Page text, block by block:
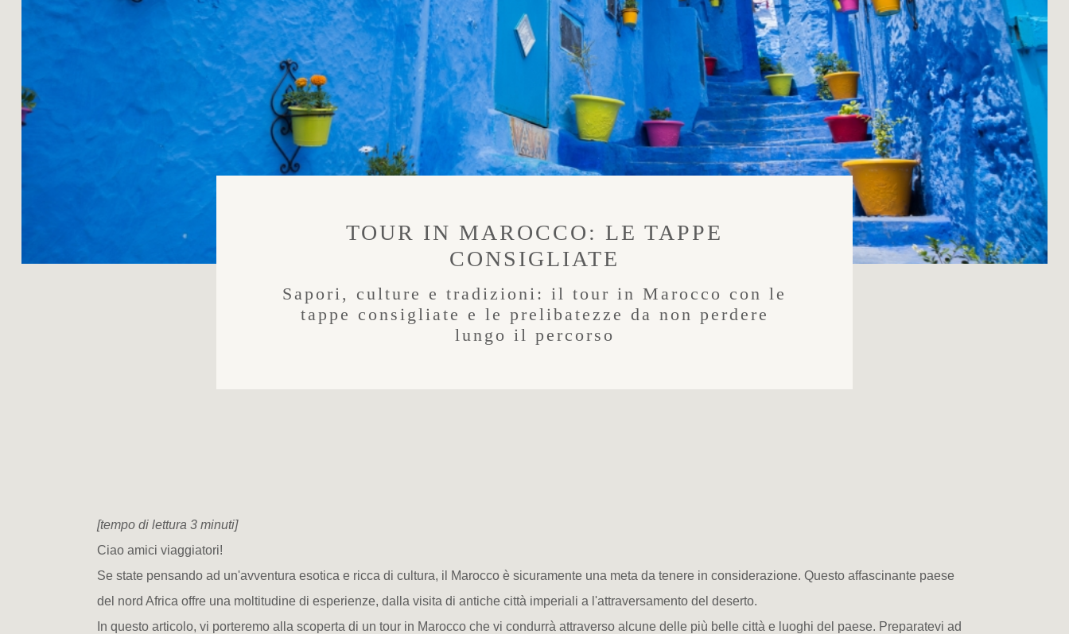
TOUR IN MAROCCO: LE TAPPE
CONSIGLIATE
Sapori, culture e tradizioni: il tour in Marocco con le
tappe consigliate e le prelibatezze da non perdere
lungo il percorso
[tempo di lettura 3 minuti]
Ciao amici viaggiatori!
Se state pensando ad un'avventura esotica e ricca di cultura, il Marocco è sicuramente una meta da tenere in considerazione. Questo affascinante paese
del nord Africa offre una moltitudine di esperienze, dalla visita di antiche città imperiali a l'attraversamento del deserto.
In questo articolo, vi porteremo alla scoperta di un tour in Marocco che vi condurrà attraverso alcune delle più belle città e luoghi del paese. Preparatevi ad